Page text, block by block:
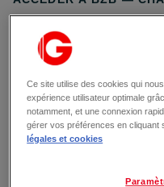
Ce site utilise des cookies qui
expérience utilisateur optimale
notamment, et une connexion
gérer vos préférences en cliquant
légales et cookies